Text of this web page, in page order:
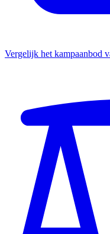
Vergelijk het kampaanbod